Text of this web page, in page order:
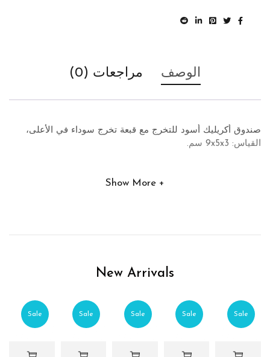
الوصف مراجعات (0)
صندوق أكريليك أسود للتخرج مع قبعة تخرج سوداء في الأعلى،
القياس: 9x5x3 سم.
Show More
New Arrivals
Sale
Sale
Sale
Sale
Sale